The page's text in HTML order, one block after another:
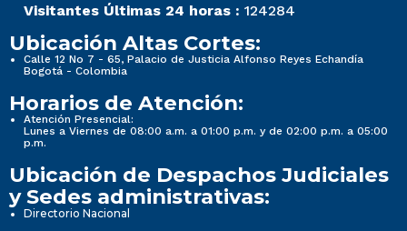
Visitantes Últimas 24 horas : 124284
Ubicación Altas Cortes:
Calle 12 No 7 - 65, Palacio de Justicia Alfonso Reyes Echandía
Bogotá - Colombia
Horarios de Atención:
Atención Presencial:
Lunes a Viernes de 08:00 a.m. a 01:00 p.m. y de 02:00 p.m. a 05:00
p.m.
Ubicación de Despachos Judiciales
y Sedes administrativas:
Directorio Nacional